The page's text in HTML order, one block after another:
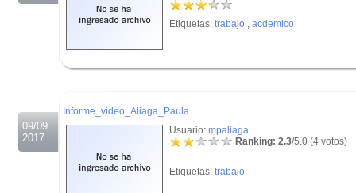
Etiquetas: trabajo , acdemico
09/09
2017
Informe_video_Aliaga_Paula
Usuario: mpaliaga
Ranking: 2.3/5.0 (4 votos)
Etiquetas: trabajo